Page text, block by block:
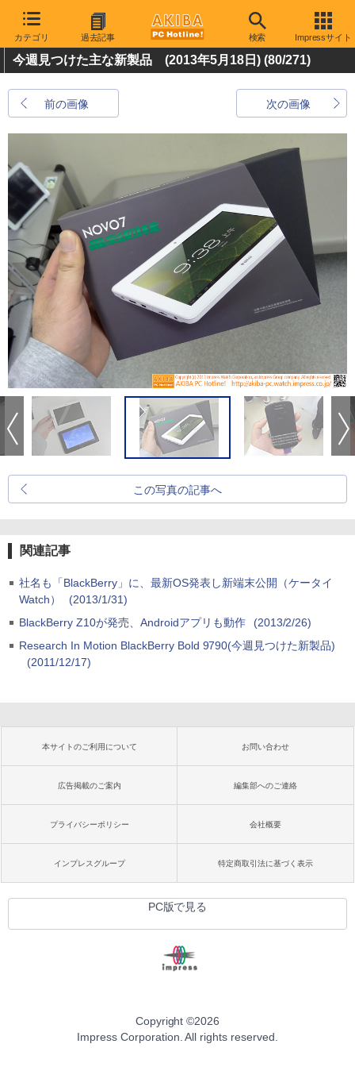
カテゴリ 過去記事 検索 Impressサイト
今週見つけた主な新製品 (2013年5月18日) (80/271)
前の画像 次の画像
この写真の記事へ
関連記事
社名も「BlackBerry」に、最新OS発表し新端末公開（ケータイ
Watch）
(2013/1/31)
BlackBerry Z10が発売、Androidアプリも動作
(2013/2/26)
Research In Motion BlackBerry Bold 9790(今週見つけた新製品)
(2011/12/17)
本サイトのご利用について お問い合わせ
広告掲載のご案内 編集部へのご連絡
プライバシーポリシー 会社概要
インプレスグループ 特定商取引法に基づく表示
PC版で見る
Copyright ©2026
Impress Corporation. All rights reserved.